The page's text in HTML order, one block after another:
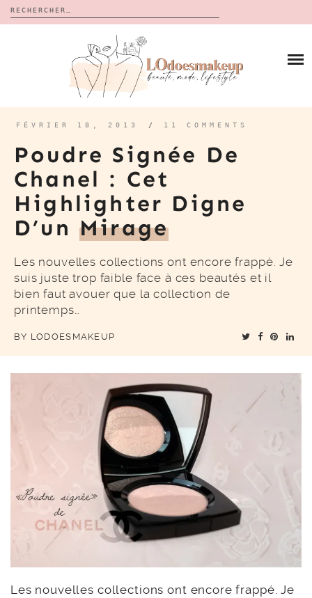
Rechercher :
CALENDRIERS DE L’AVENT
BON PLAN
À PROPOS
CONTACT
FÉVRIER 18, 2013 / 11 COMMENTS
Poudre Signée De
Chanel : Cet
Highlighter Digne
D’un Mirage
Les nouvelles collections ont encore frappé. Je
suis juste trop faible face à ces beautés et il
bien faut avouer que la collection de
printemps…
BY LODOESMAKEUP
Les nouvelles collections ont encore frappé. Je